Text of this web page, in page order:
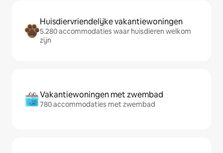
Huisdiervriendelijke vakantiewoningen
5.280 accommodaties waar huisdieren welkom
zijn
Vakantiewoningen met zwembad
780 accommodaties met zwembad